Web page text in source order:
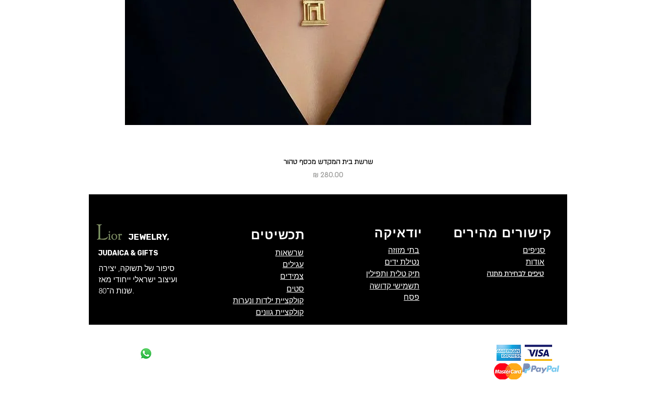
שרשת בית המקדש מכסף טהור
מחיר
JEWELRY,
JUDAICA & GIFTS
סיפור של תשוקה, יצירה
ועיצוב ישראלי ייחודי מאז
שנות ה־80.
תכשיטים
שרשאות
עגילים
צמידים
סטים
קולקציית ילדות ונערות
קולקציית גוונים
יודאיקה
בתי מזוזה
נטילת ידים
תיק טלית ותפילין
תשמישי קדושה
פסח
קישורים מהירים
סניפים
אודות
טיפים לבחירת מתנה